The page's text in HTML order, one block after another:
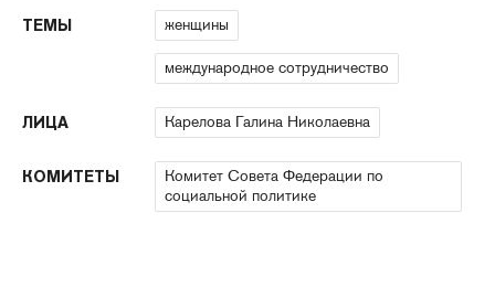
ТЕМЫ женщины
международное сотрудничество
ЛИЦА Карелова Галина Николаевна
КОМИТЕТЫ
Комитет Совета Федерации по
социальной политике